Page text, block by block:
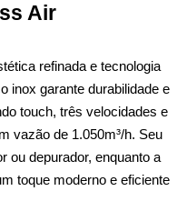
Air
refinada e tecnologia
inox garante durabilidade e
touch, três velocidades e
vazão de 1.050m³/h. Seu
ou depurador, enquanto a
toque moderno e eficiente